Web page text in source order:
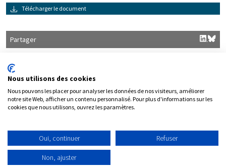
Télécharger le document
Partager
Politique de protection des données personnelles
Nous utilisons des cookies
Nous pouvons les placer pour analyser les données de nos visiteurs, améliorer
notre site Web, afficher un contenu personnalisé. Pour plus d'informations sur les
cookies que nous utilisons, ouvrez les paramètres.
Oui, continuer Refuser
Non, ajuster